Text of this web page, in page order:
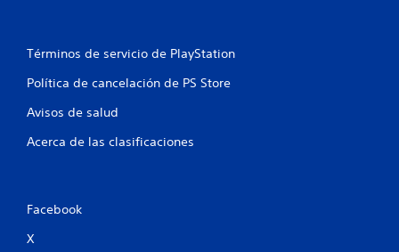
Términos de servicio de PlayStation
Política de cancelación de PS Store
Avisos de salud
Acerca de las clasificaciones
Facebook
X